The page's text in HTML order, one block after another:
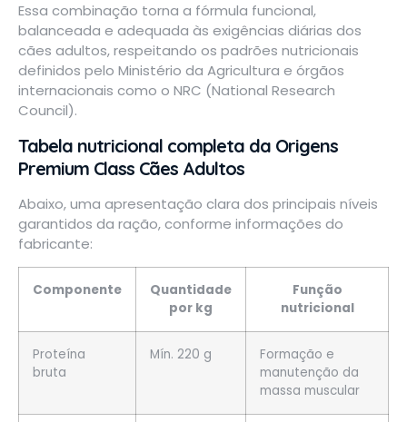
Essa combinação torna a fórmula funcional,
balanceada e adequada às exigências diárias dos
cães adultos, respeitando os padrões nutricionais
definidos pelo Ministério da Agricultura e órgãos
internacionais como o NRC (National Research
Council).
Tabela nutricional completa da Origens
Premium Class Cães Adultos
Abaixo, uma apresentação clara dos principais níveis
garantidos da ração, conforme informações do
fabricante:
Componente
Quantidade
por kg
Função
nutricional
Proteína
bruta
Mín. 220 g
Formação e
manutenção da
massa muscular